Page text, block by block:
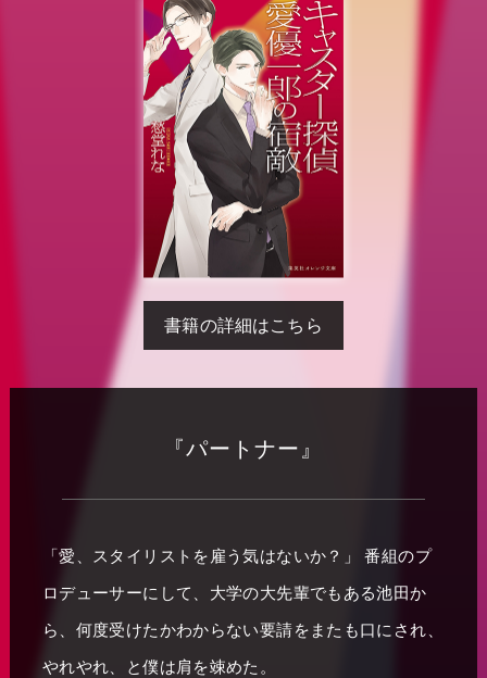
書籍の詳細はこちら
『パートナー』
「愛、スタイリストを雇う気はないか？」 番組のプ
ロデューサーにして、大学の大先輩でもある池田か
ら、何度受けたかわからない要請をまたも口にされ、
やれやれ、と僕は肩を竦めた。